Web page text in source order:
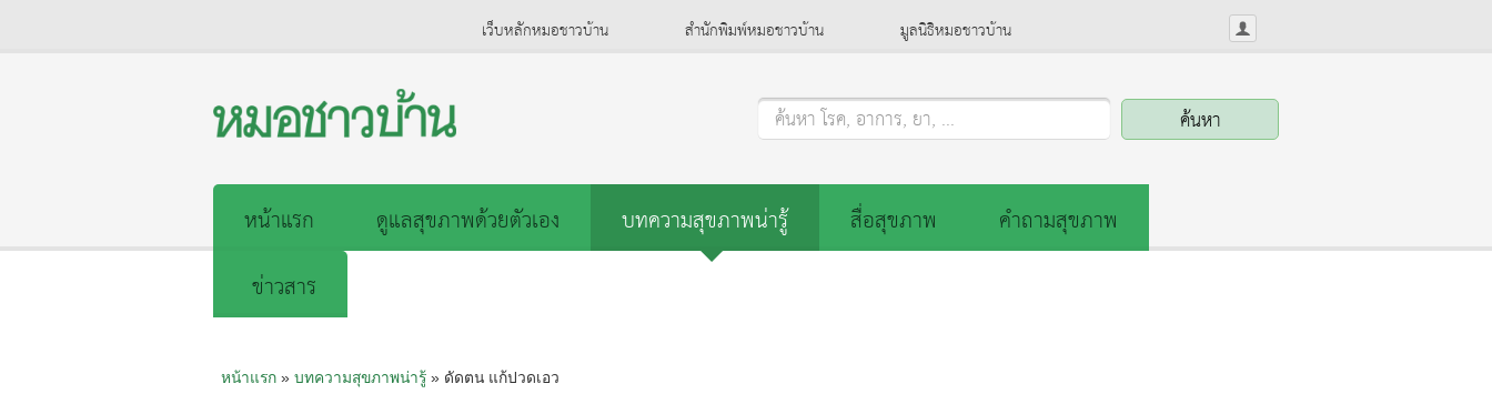
เว็บหลักหมอชาวบ้าน สำนักพิมพ์หมอชาวบ้าน มูลนิธิหมอชาวบ้าน
ค้นหา โรค, อาการ, ยา, ...
หน้าแรก ดูแลสุขภาพด้วยตัวเอง บทความสุขภาพน่ารู้ สื่อสุขภาพ
คำถามสุขภาพ
ข่าวสาร
หน้าแรก» บทความสุขภาพน่ารู้» ดัดตน แก้ปวดเอว